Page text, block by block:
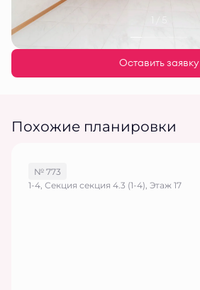
Оставить заявку
Похожие планировки
№ 773
1-4, Секция секция 4.3 (1-4), Этаж 17